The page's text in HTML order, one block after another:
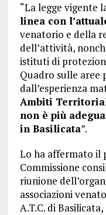
“La legge vigente
linea con
venatorio e della
dell’attività,
istituti di
Quadro sulle
dall’esperienza
Ambiti
non è più
in Basilicata”.
Lo ha affermato il
Commissione
riunione
associazioni
A.T.C. di